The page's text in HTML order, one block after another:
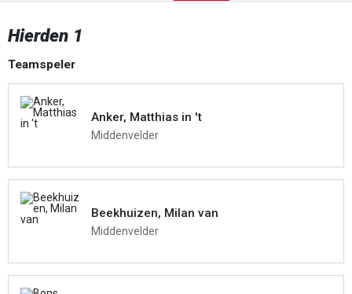
Hierden 1
Teamspeler
Anker, Matthias in 't
Middenvelder
Beekhuizen, Milan van
Middenvelder